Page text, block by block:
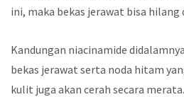
ini, maka bekas jerawat bisa hilang
Kandungan niacinamide
bekas jerawat serta noda hitam
kulit juga akan cerah secara